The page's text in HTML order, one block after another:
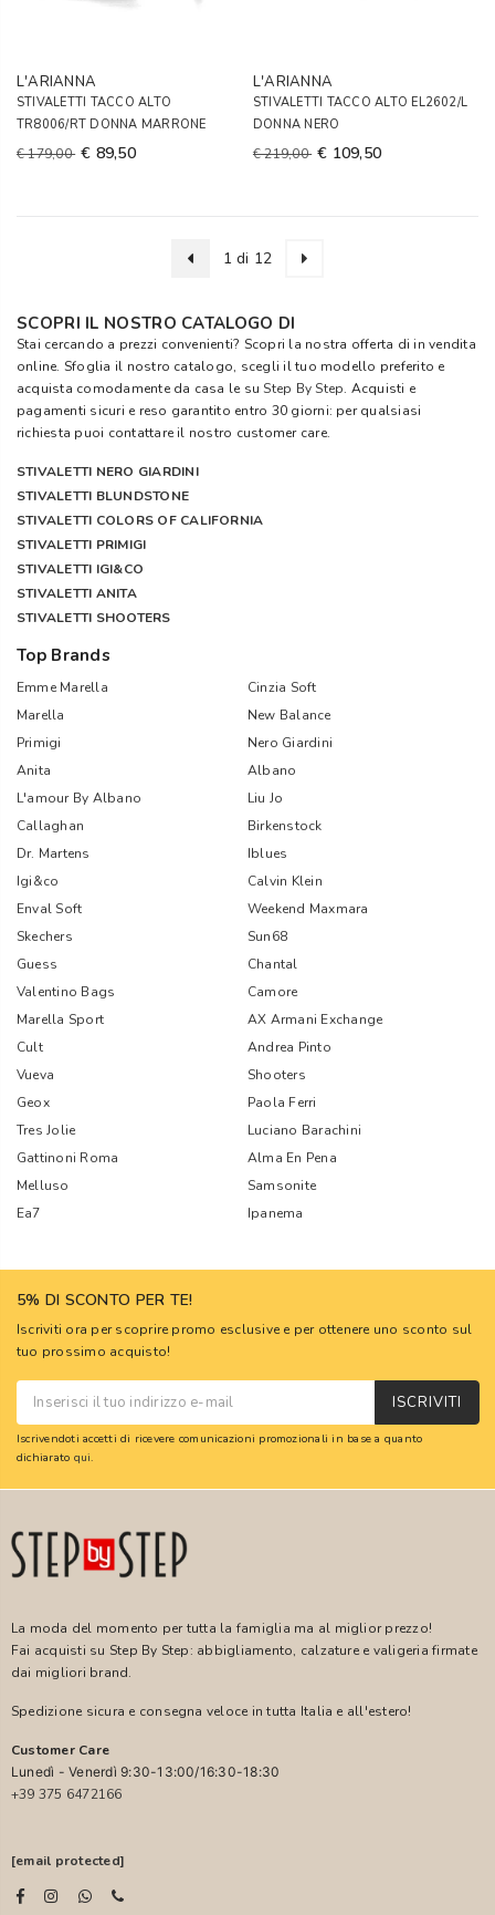
L'ARIANNA
STIVALETTI TACCO ALTO
TR8006/RT DONNA MARRONE
€ 179,00 € 89,50
L'ARIANNA
STIVALETTI TACCO ALTO EL2602/L
DONNA NERO
€ 219,00 € 109,50
1 di 12
SCOPRI IL NOSTRO CATALOGO DI
Stai cercando a prezzi convenienti? Scopri la nostra offerta di in vendita
online. Sfoglia il nostro catalogo, scegli il tuo modello preferito e
acquista comodamente da casa le suStep By Step. Acquisti e
pagamenti sicuri e reso garantito entro 30 giorni: per qualsiasi
richiesta puoi contattare il nostro customer care.
STIVALETTI NERO GIARDINI
STIVALETTI BLUNDSTONE
STIVALETTI COLORS OF CALIFORNIA
STIVALETTI PRIMIGI
STIVALETTI IGI&CO
STIVALETTI ANITA
STIVALETTI SHOOTERS
Top Brands
Emme Marella
Cinzia Soft
Marella
New Balance
Primigi
Nero Giardini
Anita
Albano
L'amour By Albano
Liu Jo
Callaghan
Birkenstock
Dr. Martens
Iblues
Igi&co
Calvin Klein
Enval Soft
Weekend Maxmara
Skechers
Sun68
Guess
Chantal
Valentino Bags
Camore
Marella Sport
AX Armani Exchange
Cult
Andrea Pinto
Vueva
Shooters
Geox
Paola Ferri
Tres Jolie
Luciano Barachini
Gattinoni Roma
Alma En Pena
Melluso
Samsonite
Ea7
Ipanema
5% DI SCONTO PER TE!
Iscriviti ora per scoprire promo esclusive e per ottenere uno sconto sul
tuo prossimo acquisto!
ISCRIVITI
Iscrivendoti accetti di ricevere comunicazioni promozionali in base a quanto
dichiarato qui.
La moda del momento per tutta la famiglia ma al miglior prezzo!
Fai acquisti su Step By Step: abbigliamento, calzature e valigeria firmate
dai migliori brand.
Spedizione sicura e consegna veloce in tutta Italia e all'estero!
Customer Care
Lunedì - Venerdì 9:30-13:00/16:30-18:30
+39 375 6472166
[email protected]